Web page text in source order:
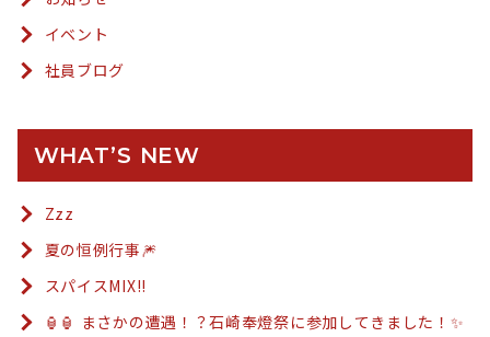
イベント
社員ブログ
WHAT’S NEW
Zzz
夏の恒例行事🎆
スパイスMIX!!
🏮🏮 まさかの遭遇！？石崎奉燈祭に参加してきました！✨